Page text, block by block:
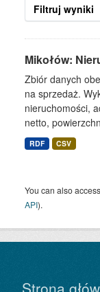
Filtruj wyniki
Mikołów:
Zbiór danych
na sprzedaż.
nieruchomości,
netto,
RDF CSV
You can also
API).
Strona